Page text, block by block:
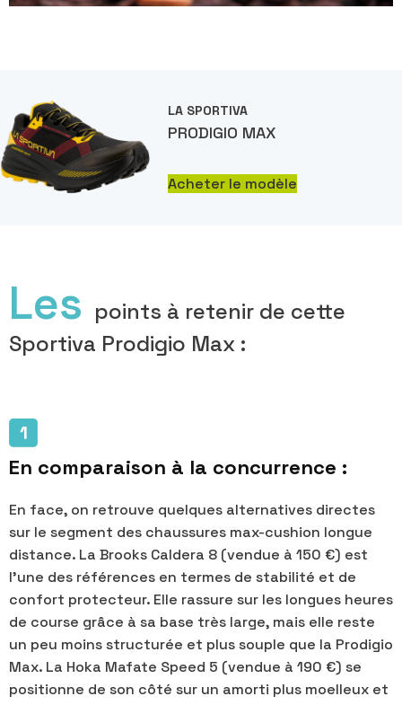
LA SPORTIVA
PRODIGIO MAX
Acheter le modèle
Les points à retenir de cette
Sportiva Prodigio Max :
En comparaison à la concurrence :
En face, on retrouve quelques alternatives directes
sur le segment des chaussures max-cushion longue
distance. La Brooks Caldera 8 (vendue à 150 €) est
l’une des références en termes de stabilité et de
confort protecteur. Elle rassure sur les longues heures
de course grâce à sa base très large, mais elle reste
un peu moins structurée et plus souple que la Prodigio
Max. La Hoka Mafate Speed 5 (vendue à 190 €) se
positionne de son côté sur un amorti plus moelleux et